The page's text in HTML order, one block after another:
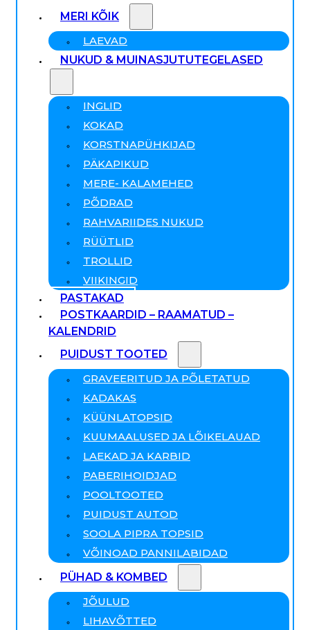
MERI KÕIK
LAEVAD
NUKUD & MUINASJUTUTEGELASED
INGLID
KOKAD
KORSTNAPÜHKIJAD
PÄKAPIKUD
MERE- KALAMEHED
PÕDRAD
RAHVARIIDES NUKUD
RÜÜTLID
TROLLID
VIIKINGID
PASTAKAD
POSTKAARDID – RAAMATUD –
KALENDRID
PUIDUST TOOTED
GRAVEERITUD JA PÕLETATUD
KADAKAS
KÜÜNLATOPSID
KUUMAALUSED JA LÕIKELAUAD
LAEKAD JA KARBID
PABERIHOIDJAD
POOLTOOTED
PUIDUST AUTOD
SOOLA PIPRA TOPSID
VÕINOAD PANNILABIDAD
PÜHAD & KOMBED
JÕULUD
LIHAVÕTTED